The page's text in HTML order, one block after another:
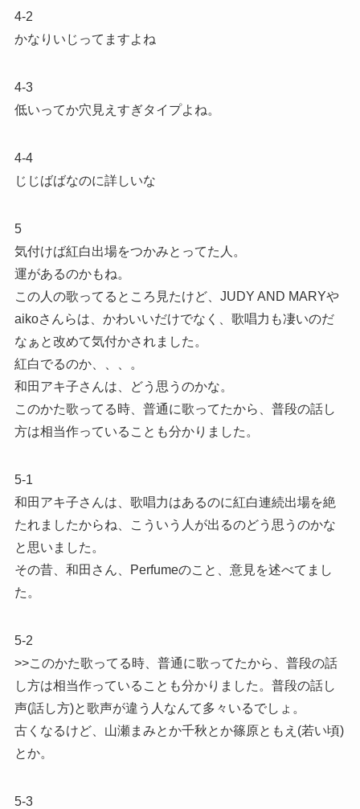
4-2
かなりいじってますよね
4-3
低いってか穴見えすぎタイプよね。
4-4
じじばばなのに詳しいな
5
気付けば紅白出場をつかみとってた人。
運があるのかもね。
この人の歌ってるところ見たけど、JUDY AND MARYや
aikoさんらは、かわいいだけでなく、歌唱力も凄いのだ
なぁと改めて気付かされました。
紅白でるのか、、、。
和田アキ子さんは、どう思うのかな。
このかた歌ってる時、普通に歌ってたから、普段の話し
方は相当作っていることも分かりました。
5-1
和田アキ子さんは、歌唱力はあるのに紅白連続出場を絶
たれましたからね、こういう人が出るのどう思うのかな
と思いました。
その昔、和田さん、Perfumeのこと、意見を述べてまし
た。
5-2
>>このかた歌ってる時、普通に歌ってたから、普段の話
し方は相当作っていることも分かりました。普段の話し
声(話し方)と歌声が違う人なんて多々いるでしょ。
古くなるけど、山瀬まみとか千秋とか篠原ともえ(若い頃)
とか。
5-3